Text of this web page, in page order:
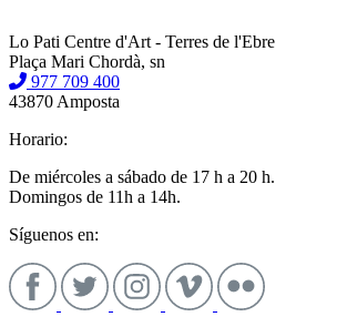
Lo Pati Centre d'Art - Terres de l'Ebre
Plaça Mari Chordà, sn
977 709 400
43870 Amposta
Horario:
De miércoles a sábado de 17 h a 20 h.
Domingos de 11h a 14h.
Síguenos en: